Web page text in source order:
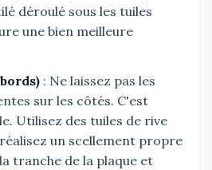
déroulé sous les tuiles
une bien meilleure
: Ne laissez pas les
sur les côtés. C'est
Utilisez des tuiles de rive
un scellement propre
tranche de la plaque et